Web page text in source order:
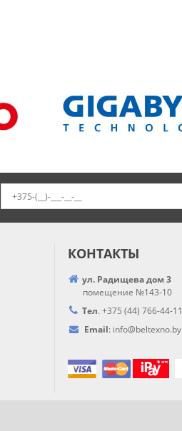
КОНТАКТЫ
ул. Радищева дом 3
помещение №143-10
Тел. +375 (44) 766-44-11
Email: info@beltexno.by